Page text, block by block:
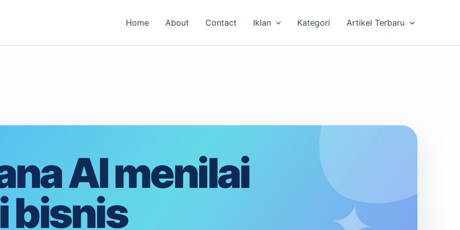
Home About Contact Iklan Kategori Artikel Terbaru
AI menilai
bisnis